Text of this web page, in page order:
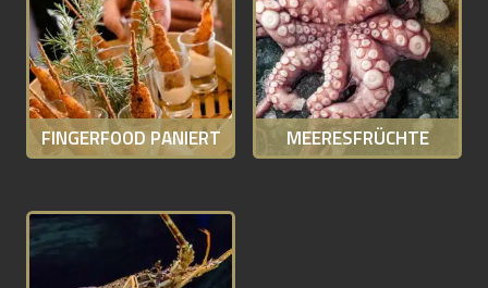
FINGERFOOD PANIERT MEERESFRÜCHTE